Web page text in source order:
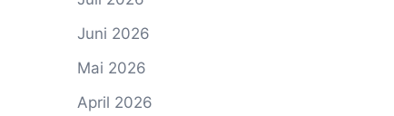
Juni 2026
Mai 2026
April 2026